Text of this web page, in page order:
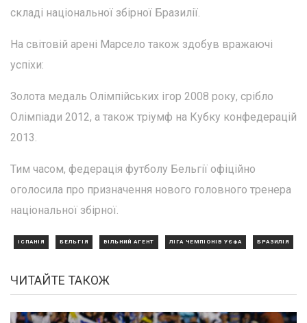
складі національної збірної Бразилії.
На світовій арені Марсело також здобув вражаючі
успіхи:
Золота медаль Олімпійських ігор 2008 року, срібло
Олімпіади 2012, а також тріумф на Кубку конфедерацій
2013.
Тим часом, федерація футболу Бельгії офіційно
оголосила про призначення нового головного тренера
національної збірної.
ІСПАНІЯ БЕЛЬГІЯ ВІЛЬНИЙ АГЕНТ ЛІГА ЧЕМПІОНІВ УЄФА БРАЗИЛІЯ
ЧИТАЙТЕ ТАКОЖ